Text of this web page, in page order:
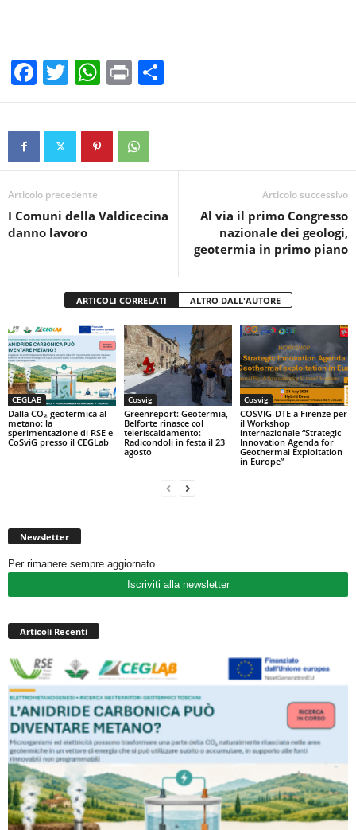
F
a
c
b
o
o
T
wi
tt
W
h
at
s
A
p
Pr
in
t
o
vi
Articolo precedente
I Comuni della Valdicecina
danno lavoro
Articolo successivo
Al via il primo Congresso
nazionale dei geologi,
geotermia in primo piano
ARTICOLI CORRELATI ALTRO DALL'AUTORE
CEGLAB
Dalla CO₂ geotermica al
metano: la
sperimentazione di RSE e
CoSviG presso il CEGLab
Cosvig
Greenreport: Geotermia,
Belforte rinasce col
teleriscaldamento:
Radicondoli in festa il 23
agosto
Cosvig
COSVIG-DTE a Firenze per
il Workshop
internazionale “Strategic
Innovation Agenda for
Geothermal Exploitation
in Europe”
Newsletter
Per rimanere sempre aggiornato
Iscriviti alla newsletter
Articoli Recenti